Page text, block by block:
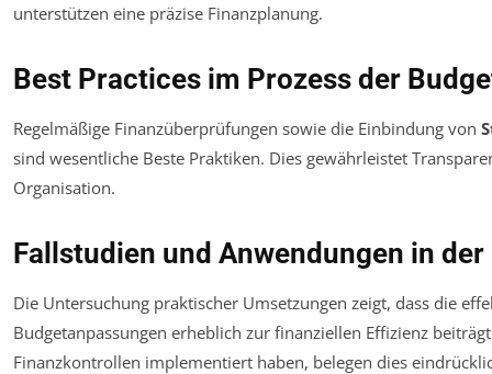
unterstützen eine präzise Finanzplanung.
Best Practices im Prozess der
Regelmäßige Finanzüberprüfungen sowie die Einbindung von
sind wesentliche Beste Praktiken. Dies gewährleistet
Organisation.
Fallstudien und Anwendungen in der
Die Untersuchung praktischer Umsetzungen zeigt, dass die
Budgetanpassungen erheblich zur finanziellen Effizienz
Finanzkontrollen implementiert haben, belegen dies